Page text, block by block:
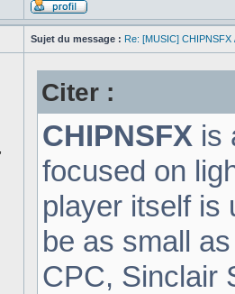
Sujet du message : Re: [MUSIC]
Citer :
CHIPNSFX is
focused on
player itself is
be as small
CPC, Sinclair